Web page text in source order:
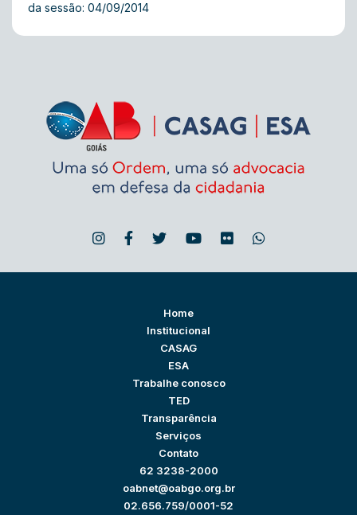
da sessão: 04/09/2014
Home
Institucional
CASAG
ESA
Trabalhe conosco
TED
Transparência
Serviços
Contato
62 3238-2000
oabnet@oabgo.org.br
02.656.759/0001-52